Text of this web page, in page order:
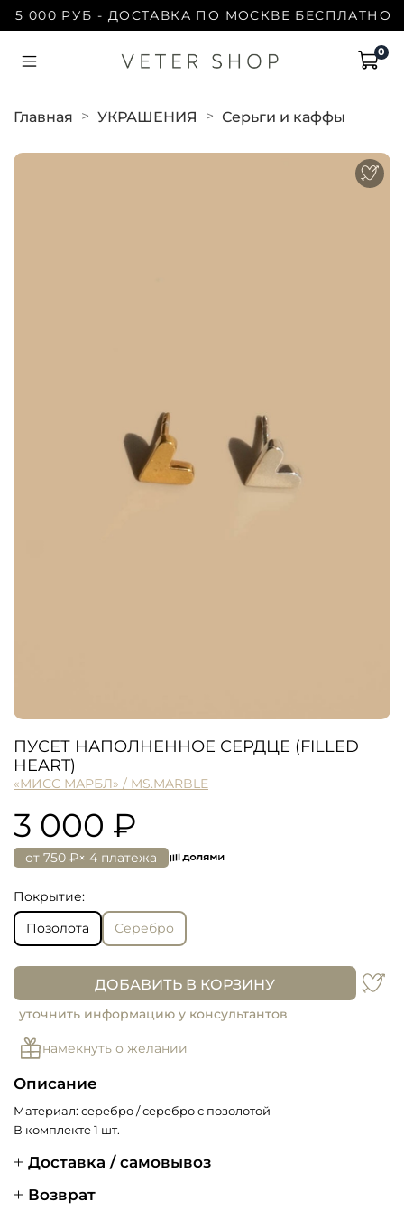
000 РУБ - ДОСТАВКА ПО МОСКВЕ БЕСПЛАТНО |
0
Главная УКРАШЕНИЯ Серьги и каффы
ПУСЕТ НАПОЛНЕННОЕ СЕРДЦЕ (FILLED
HEART)
«МИСС МАРБЛ» / MS.MARBLE
3 000 ₽
от 750 ₽× 4 платежа
Покрытие:
Позолота
Серебро
ДОБАВИТЬ В КОРЗИНУ
уточнить информацию у консультантов
намекнуть о желании
Описание
Материал: серебро / серебро с позолотой
В комплекте 1 шт.
Доставка / самовывоз
Возврат